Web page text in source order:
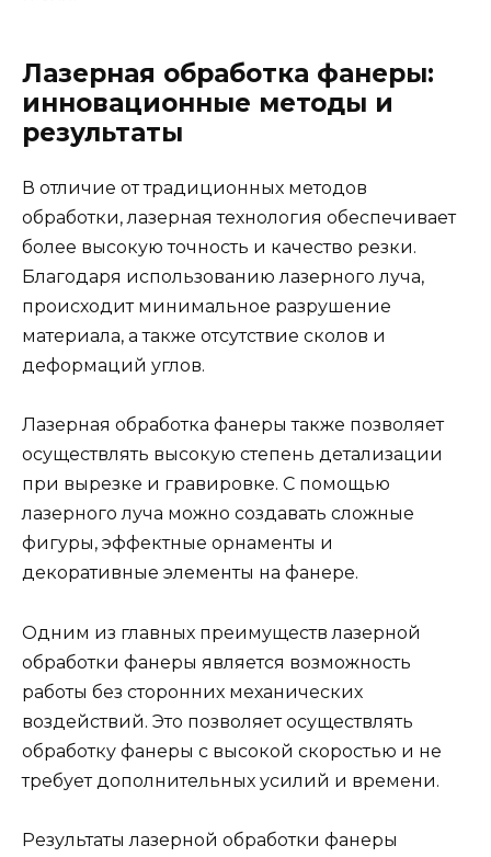
Лазерная обработка фанеры:
инновационные методы и
результаты
В отличие от традиционных методов
обработки, лазерная технология обеспечивает
более высокую точность и качество резки.
Благодаря использованию лазерного луча,
происходит минимальное разрушение
материала, а также отсутствие сколов и
деформаций углов.
Лазерная обработка фанеры также позволяет
осуществлять высокую степень детализации
при вырезке и гравировке. С помощью
лазерного луча можно создавать сложные
фигуры, эффектные орнаменты и
декоративные элементы на фанере.
Одним из главных преимуществ лазерной
обработки фанеры является возможность
работы без сторонних механических
воздействий. Это позволяет осуществлять
обработку фанеры с высокой скоростью и не
требует дополнительных усилий и времени.
Результаты лазерной обработки фанеры